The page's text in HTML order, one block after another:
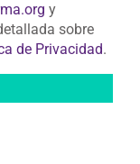
y
sobre
de Privacidad.